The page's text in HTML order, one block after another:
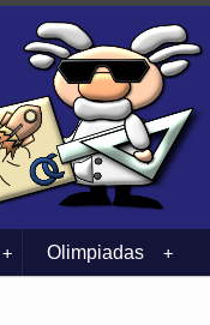
+ +
Olimpiadas